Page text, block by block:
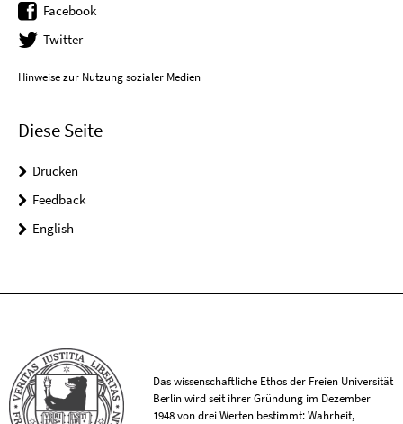
Facebook
Twitter
Hinweise zur Nutzung sozialer Medien
Diese Seite
Drucken
Feedback
English
Das wissenschaftliche Ethos der Freien Universität
Berlin wird seit ihrer Gründung im Dezember
1948 von drei Werten bestimmt: Wahrheit,